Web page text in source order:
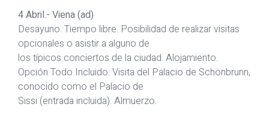
4 Abril.- Viena (ad)
Desayuno. Tiempo libre. Posibilidad de realizar visitas
opcionales o asistir a alguno de
los típicos conciertos de la ciudad. Alojamiento.
Opción Todo Incluido: Visita del Palacio de Schönbrunn,
conocido como el Palacio de
Sissi (entrada incluida). Almuerzo.